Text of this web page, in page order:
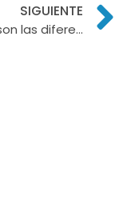
SIGUIENTE
¿Cuáles son las diferencias entre blanqueamiento dental y carillas?